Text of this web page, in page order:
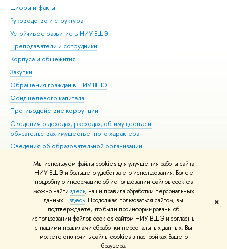
Мы используем файлы cookies для улучшения работы сайта
НИУ ВШЭ и большего удобства его использования. Более
подробную информацию об использовании файлов cookies
можно найти здесь, наши правила обработки персональных
данных –здесь. Продолжая пользоваться сайтом, вы
подтверждаете, что были проинформированы об
использовании файлов cookies сайтом НИУ ВШЭ и согласны
с нашими правилами обработки персональных данных. Вы
можете отключить файлы cookies в настройках Вашего
браузера.
✖
Цифры и факты
Руководство и структура
Устойчивое развитие в НИУ ВШЭ
Преподаватели и сотрудники
Корпуса и общежития
Закупки
Обращения граждан в НИУ ВШЭ
Фонд целевого капитала
Противодействие коррупции
Сведения о доходах, расходах, об имуществе и
обязательствах имущественного характера
Сведения об образовательной организации
Людям с ограниченными возможностями здоровья
Единая платежная страница
Работа в Вышке
© НИУ ВШЭ 1993–2026 Адреса и контакты Условия использования
материалов Политика конфиденциальности Карта сайта
Шрифты HSE Sans и HSE Slab разработаны вШколе дизайна НИУ ВШЭ